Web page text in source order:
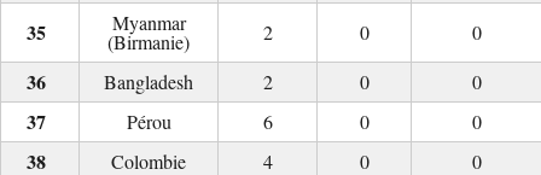
Myanmar
(Birmanie) 2 0
0
Bangladesh
2 0
0
Pérou
6 0
0
Colombie
4 0
0